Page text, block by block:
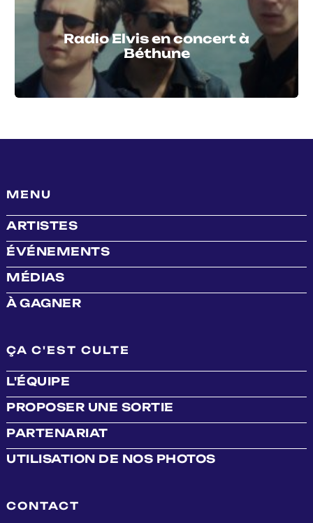
Radio Elvis en concert à
Béthune
MENU
ARTISTES
ÉVÉNEMENTS
MÉDIAS
À GAGNER
ÇA C'EST CULTE
L'ÉQUIPE
PROPOSER UNE SORTIE
PARTENARIAT
UTILISATION DE NOS PHOTOS
CONTACT